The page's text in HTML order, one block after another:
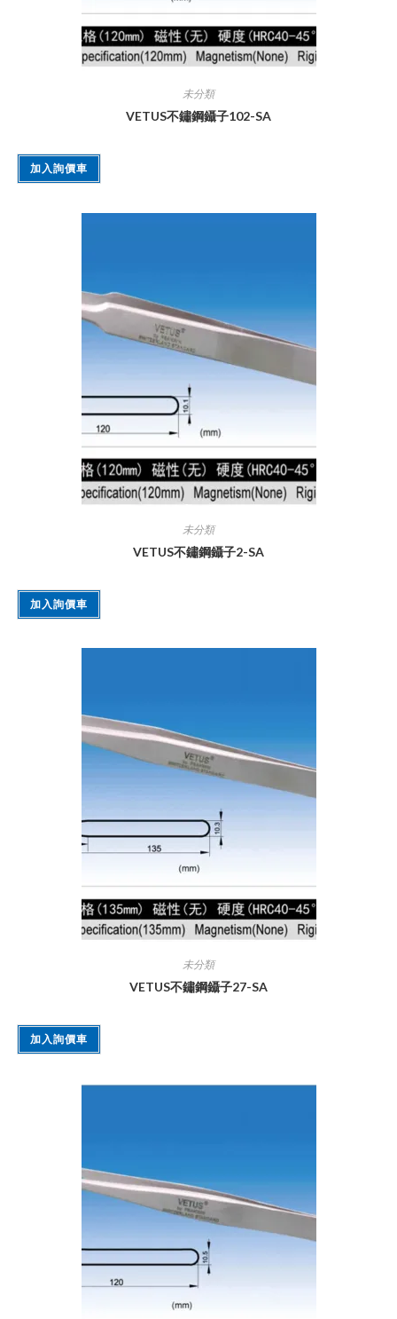
未分類
VETUS不鏽鋼鑷子102-SA
加入詢價車
未分類
VETUS不鏽鋼鑷子2-SA
加入詢價車
未分類
VETUS不鏽鋼鑷子27-SA
加入詢價車